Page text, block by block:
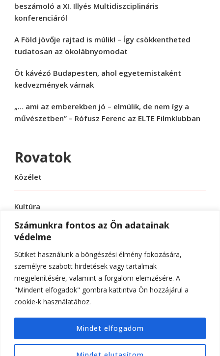
Számunkra fontos az Ön adatainak
védelme
Sütiket használunk a böngészési élmény fokozására,
személyre szabott hirdetések vagy tartalmak
megjelenítésére, valamint a forgalom elemzésére. A
"Mindent elfogadok" gombra kattintva Ön hozzájárul a
cookie-k használatához.
Mindet elfogadom
beszámoló a XI. Illyés Multidiszciplináris
konferenciáról
A Föld jövője rajtad is múlik! – Így csökkentheted
tudatosan az ökolábnyomodat
Öt kávézó Budapesten, ahol egyetemistaként
kedvezmények várnak
„… ami az emberekben jó – elmúlik, de nem így a
művészetben” – Rófusz Ferenc az ELTE Filmklubban
Rovatok
Közélet
Kultúra
Sport
Tudomány
© Szerzői jog 2026ELTE Online
fenntartva.Hello Fashion | FejlesztetteBlossom
Themes.Készítette: WordPress